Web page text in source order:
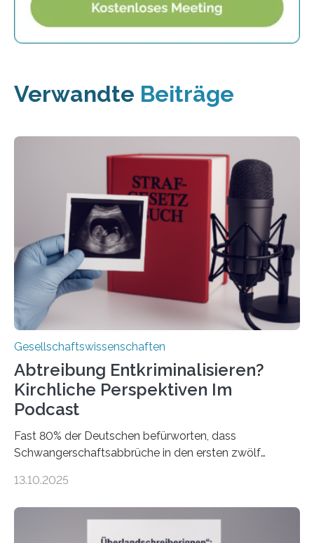
Verwandte Beiträge
Gesellschaftswissenschaften
Abtreibung Entkriminalisieren?
Kirchliche Perspektiven Im
Podcast
Fast 80% der Deutschen befürworten, dass
Schwangerschaftsabbrüche in den ersten zwölf
doch bleibt das Thema hoch emotional und politisch
einer gesellschaftlichen Spaltung des Landes, und
2025 sorgt der Fall Brosius-Gersdorf für
13.10.2025